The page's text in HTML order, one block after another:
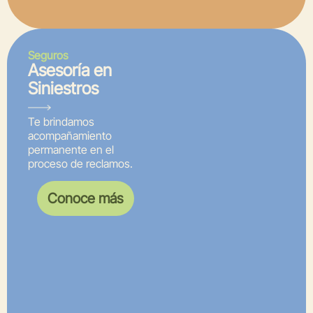
Seguros
Asesoría en
Siniestros
Te brindamos
acompañamiento
permanente en el
proceso de reclamos.
Conoce más